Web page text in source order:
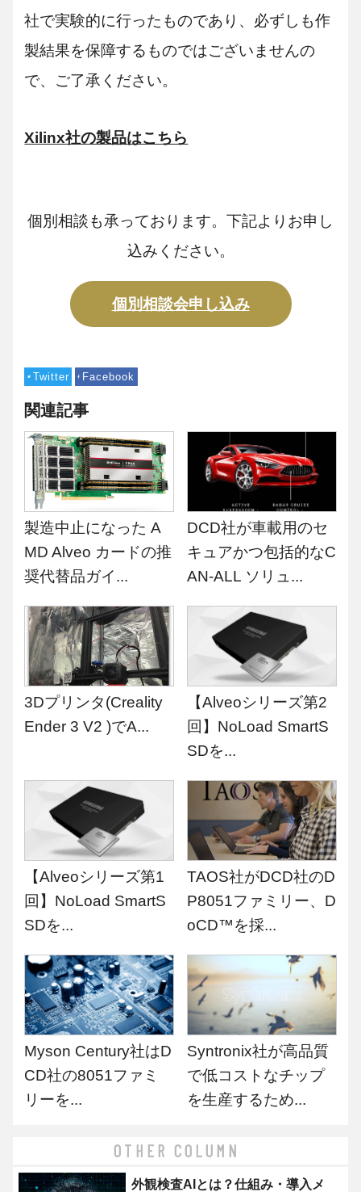
社で実験的に行ったものであり、必ずしも作
製結果を保障するものではございませんの
で、ご了承ください。
Xilinx社の製品はこちら
個別相談も承っております。下記よりお申し
込みください。
個別相談会申し込み
Twitter Facebook
関連記事
製造中止になった A
MD Alveo カードの推
奨代替品ガイ...
DCD社が車載用のセ
キュアかつ包括的なC
AN-ALL ソリュ...
3Dプリンタ(Creality
Ender 3 V2 )でA...
【Alveoシリーズ第2
回】NoLoad SmartS
SDを...
【Alveoシリーズ第1
回】NoLoad SmartS
SDを...
TAOS社がDCD社のD
P8051ファミリー、D
oCD™を採...
Myson Century社はD
CD社の8051ファミ
リーを...
Syntronix社が高品質
で低コストなチップ
を生産するため...
OTHER COLUMN
外観検査AIとは？仕組み・導入メ